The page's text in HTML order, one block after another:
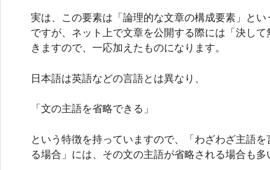
実は、この要素は「論理的な文章の構成要素」と
ですが、ネット上で文章を公開する際には「決し
きますので、一応加えたものになります。
日本語は英語などの言語とは異なり、
「文の主語を省略できる」
という特徴を持っていますので、「わざわざ主語
る場合」には、その文の主語が省略される場合も多